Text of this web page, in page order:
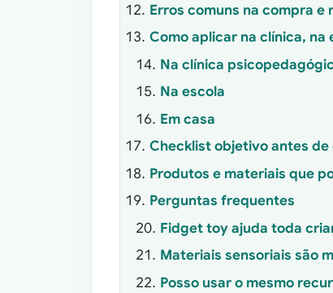
Erros comuns na compra e
Como aplicar na clínica, na
Na clínica
Na escola
Em casa
Checklist objetivo antes
Produtos e materiais que
Perguntas frequentes
Fidget toy ajuda toda
Materiais sensoriais são
Posso usar o mesmo